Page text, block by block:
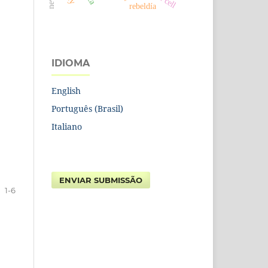
1-6
rebeldía
IDIOMA
English
Português (Brasil)
Italiano
ENVIAR SUBMISSÃO